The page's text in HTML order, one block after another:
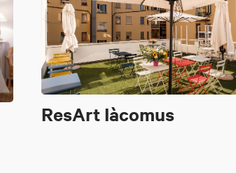
ResArt Iàcomus